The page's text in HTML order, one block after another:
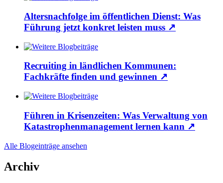
Altersnachfolge im öffentlichen Dienst: Was
Führung jetzt konkret leisten muss ↗
Recruiting in ländlichen Kommunen:
Fachkräfte finden und gewinnen ↗
Führen in Krisenzeiten: Was Verwaltung von
Katastrophenmanagement lernen kann ↗
Alle Blogeinträge ansehen
Archiv